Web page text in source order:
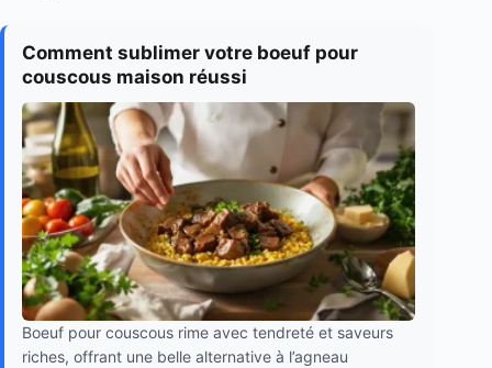
Comment sublimer votre boeuf pour
couscous maison réussi
Boeuf pour couscous rime avec tendreté et saveurs
riches, offrant une belle alternative à l’agneau